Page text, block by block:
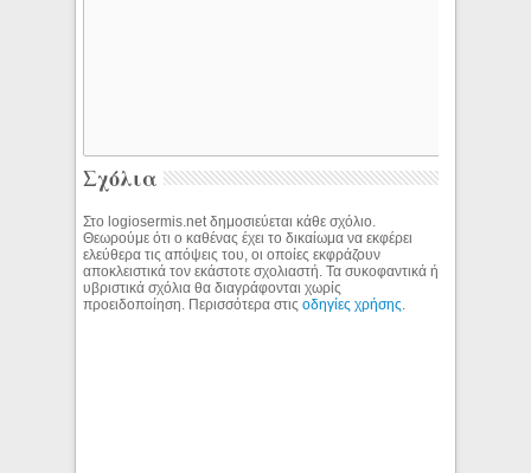
Σχόλια
Στο logiosermis.net δημοσιεύεται κάθε σχόλιο.
Θεωρούμε ότι ο καθένας έχει το δικαίωμα να εκφέρει
ελεύθερα τις απόψεις του, οι οποίες εκφράζουν
αποκλειστικά τον εκάστοτε σχολιαστή. Τα συκοφαντικά ή
υβριστικά σχόλια θα διαγράφονται χωρίς
προειδοποίηση. Περισσότερα στιςοδηγίες χρήσης